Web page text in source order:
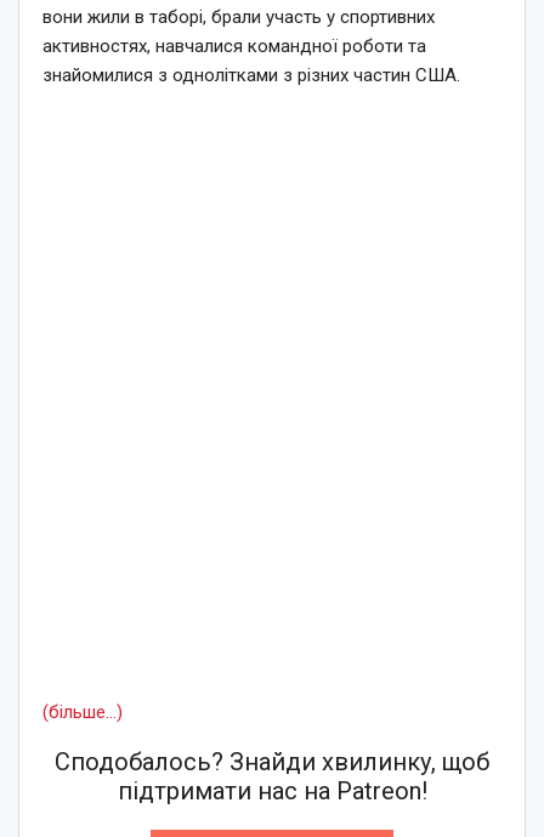
вони жили в таборі, брали участь у спортивних
активностях, навчалися командної роботи та
знайомилися з однолітками з різних частин США.
(більше…)
Сподобалось? Знайди хвилинку, щоб
підтримати нас на Patreon!